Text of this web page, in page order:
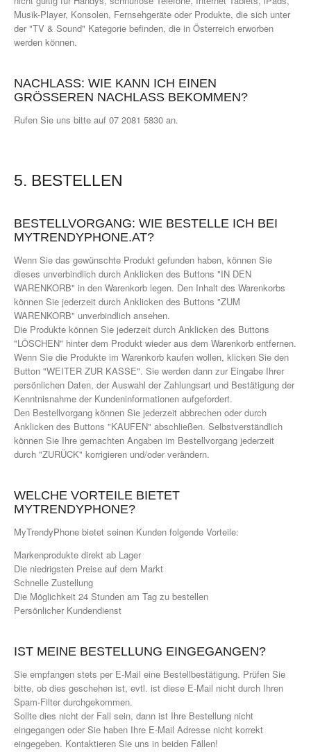
Musik-Player, Konsolen, Fernsehgeräte oder Produkte, die sich unter
der "TV & Sound" Kategorie befinden, die in Österreich erworben
werden können.
NACHLASS: WIE KANN ICH EINEN
GRÖSSEREN NACHLASS BEKOMMEN?
Rufen Sie uns bitte auf 07 2081 5830 an.
5. BESTELLEN
BESTELLVORGANG: WIE BESTELLE ICH BEI
MYTRENDYPHONE.AT?
Wenn Sie das gewünschte Produkt gefunden haben, können Sie
dieses unverbindlich durch Anklicken des Buttons "IN DEN
WARENKORB" in den Warenkorb legen. Den Inhalt des Warenkorbs
können Sie jederzeit durch Anklicken des Buttons "ZUM
WARENKORB" unverbindlich ansehen.
Die Produkte können Sie jederzeit durch Anklicken des Buttons
"LÖSCHEN" hinter dem Produkt wieder aus dem Warenkorb entfernen.
Wenn Sie die Produkte im Warenkorb kaufen wollen, klicken Sie den
Button "WEITER ZUR KASSE". Sie werden dann zur Eingabe Ihrer
persönlichen Daten, der Auswahl der Zahlungsart und Bestätigung der
Kenntnisnahme der Kundeninformationen aufgefordert.
Den Bestellvorgang können Sie jederzeit abbrechen oder durch
Anklicken des Buttons "KAUFEN" abschließen. Selbstverständlich
können Sie Ihre gemachten Angaben im Bestellvorgang jederzeit
durch "ZURÜCK" korrigieren und/oder verändern.
WELCHE VORTEILE BIETET
MYTRENDYPHONE?
MyTrendyPhone bietet seinen Kunden folgende Vorteile:
Markenprodukte direkt ab Lager
Die niedrigsten Preise auf dem Markt
Schnelle Zustellung
Die Möglichkeit 24 Stunden am Tag zu bestellen
Persönlicher Kundendienst
IST MEINE BESTELLUNG EINGEGANGEN?
Sie empfangen stets per E-Mail eine Bestellbestätigung. Prüfen Sie
bitte, ob dies geschehen ist, evtl. ist diese E-Mail nicht durch Ihren
Spam-Filter durchgekommen.
Sollte dies nicht der Fall sein, dann ist Ihre Bestellung nicht
eingegangen oder Sie haben Ihre E-Mail Adresse nicht korrekt
eingegeben. Kontaktieren Sie uns in beiden Fällen!